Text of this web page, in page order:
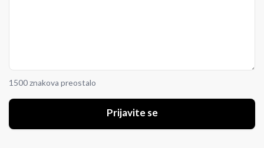
1500 znakova preostalo
Prijavite se